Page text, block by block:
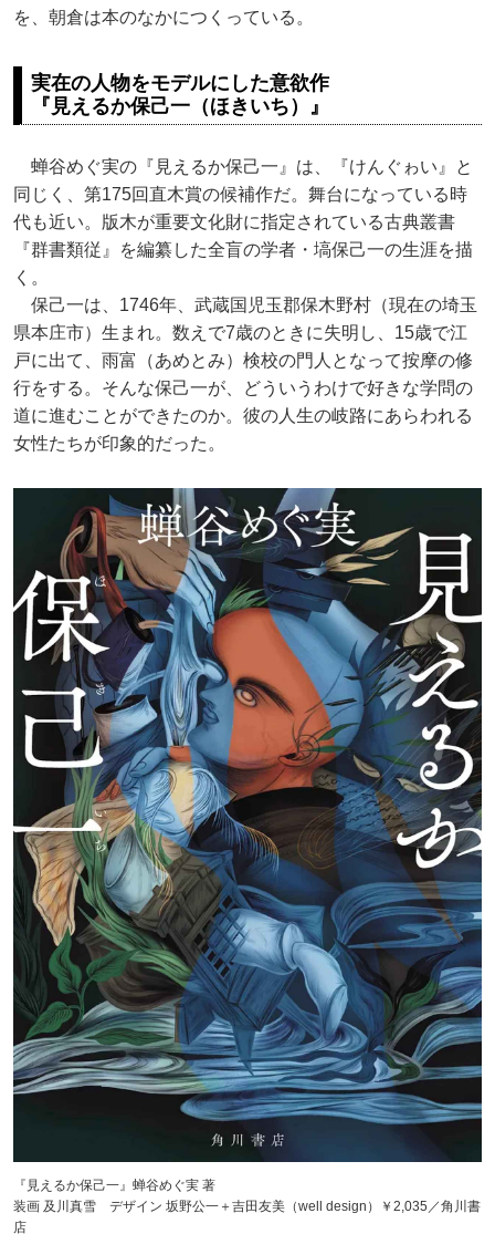
を、朝倉は本のなかにつくっている。
実在の人物をモデルにした意欲作
『見えるか保己一（ほきいち）』
蝉谷めぐ実の『見えるか保己一』は、『けんぐゎい』と
同じく、第175回直木賞の候補作だ。舞台になっている時
代も近い。版木が重要文化財に指定されている古典叢書
『群書類従』を編纂した全盲の学者・塙保己一の生涯を描
く。
保己一は、1746年、武蔵国児玉郡保木野村（現在の埼玉
県本庄市）生まれ。数えで7歳のときに失明し、15歳で江
戸に出て、雨富（あめとみ）検校の門人となって按摩の修
行をする。そんな保己一が、どういうわけで好きな学問の
道に進むことができたのか。彼の人生の岐路にあらわれる
女性たちが印象的だった。
『見えるか保己一』蝉谷めぐ実 著
装画 及川真雪 デザイン 坂野公一＋吉田友美（well design）￥2,035／角川書
店